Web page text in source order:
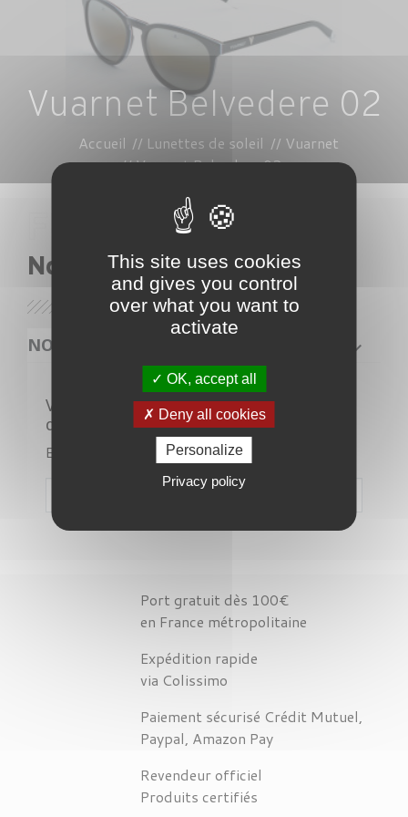
Vuarnet Belvedere 02
Accueil Lunettes de soleil
Vuarnet
Vuarnet Belvedere 02
Nos lunettes
NOS PRODUITS
Veuillez nous excuser pour le
désagrément.
Effectuez une nouvelle recherche
Port gratuit dès 100€
en France métropolitaine
Expédition rapide
via Colissimo
Paiement sécurisé Crédit Mutuel,
Paypal, Amazon Pay
Revendeur officiel
Produits certifiés
This site uses cookies
and gives you control
over what you want to
activate
OK, accept all
Deny all cookies
Personalize
Privacy policy